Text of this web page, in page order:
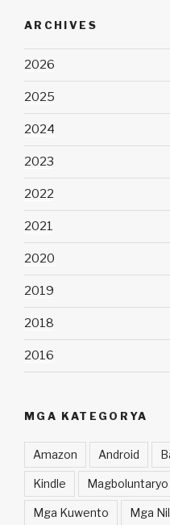
ARCHIVES
2026
2025
2024
2023
2022
2021
2020
2019
2018
2016
MGA KATEGORYA
Amazon Android
Kindle Magboluntaryo
Mga Kuwento Mga